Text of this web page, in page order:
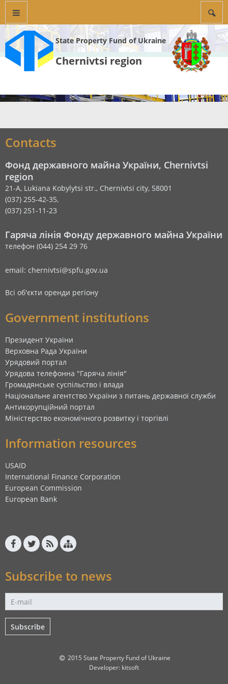
State Property Fund of Ukraine
Chernivtsi region
Contacts
Фонд державного майна України, Chernivtsi
region
21-A, Lukiana Kobylytsi str., Chernivtsi city, 58001
(037) 255-42-35,
(037) 251-11-23
Гаряча лінія Фонду державного майна України
телефон (044) 254 29 76
email: chernivtsi@spfu.gov.ua
Всі об'єкти оренди регіону
Government institutions
Президент України
Верховна Рада України
Урядовий портал
Урядова телефонна "Гаряча лінія"
Громадянське суспільство і влада
Національне агентство України з питань державної служби
Антикорупційний портал
Міністерство економічного розвитку і торгівлі
Information resources
USAID
International Finance Corporation
European Commission
European Bank
Subscribe to news
Subscribe
2015 State Property Fund of Ukraine
Developer: kitsoft